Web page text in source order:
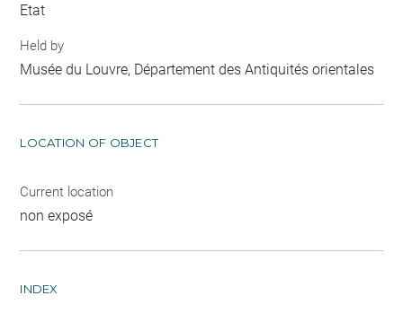
Etat
Held by
Musée du Louvre, Département des Antiquités orientales
LOCATION OF OBJECT
Current location
non exposé
INDEX